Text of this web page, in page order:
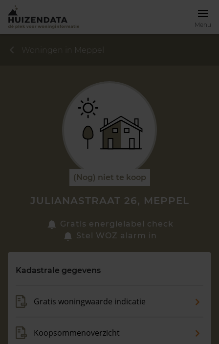
Menu
Zoek een woning
Maandag t/m vrijdag - 08:00 -18:00
Woningen in Meppel
(Nog) niet te koop
JULIANASTRAAT 26, MEPPEL
Gratis energielabel check
Stel WOZ alarm in
Kadastrale gegevens
Gratis woningwaarde indicatie
Koopsommenoverzicht